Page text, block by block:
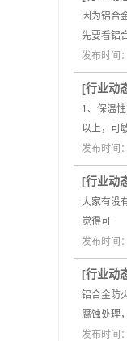
因为铝合
先要看铝
发布时间
[行业动
1、保温
以上，可
发布时间
[行业动
大家有没
觉得可
发布时间
[行业动
铝合金防
腐蚀处理
发布时间